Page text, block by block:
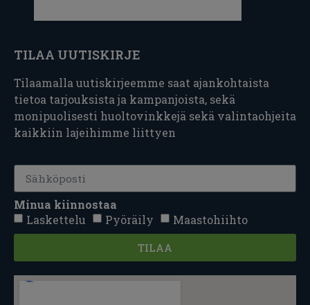
TILAA UUTISKIRJE
Tilaamalla uutiskirjeemme saat ajankohtaista
tietoa tarjouksista ja kampanjoista, sekä
monipuolisesti huoltovinkkejä sekä valintaohjeita
kaikkiin lajeihimme liittyen
Minua kiinnostaa
Laskettelu
Pyöräily Maastohiihto
TILAA